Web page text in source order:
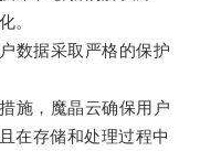
。
据采取严格的保护
，魔晶云确保用户
在存储和处理过程中